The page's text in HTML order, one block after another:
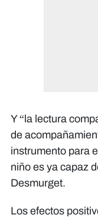
Y “la lectura
de
instrumento para
niño es ya capaz
Desmurget.
Los efectos